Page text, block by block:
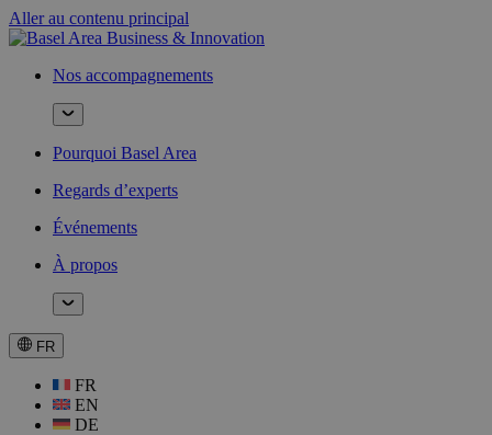
Aller au contenu principal
Nos accompagnements
Pourquoi Basel Area
Regards d’experts
Événements
À propos
FR
FR
EN
DE